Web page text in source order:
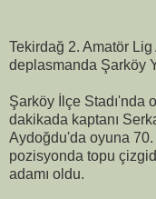
Tekirdağ 2. Amatör
deplasmanda Şarköy
Şarköy İlçe Stadı'nda
dakikada kaptanı
Aydoğdu'da oyuna
pozisyonda topu
adamı oldu.